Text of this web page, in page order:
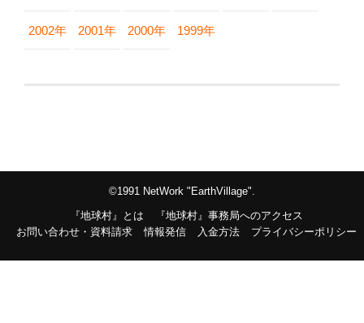
2002年 2001年 2000年 1999年
©1991 NetWork "EarthVillage".
『地球村』とは
『地球村』事務局へのアクセス
お問い合わせ・資料請求
情報発信 入金方法 プライバシーポリシー